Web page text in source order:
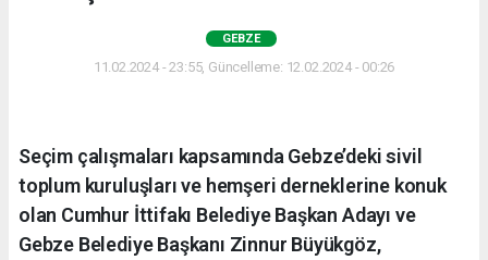
GEBZE
11.02.2024 - 23:55, Güncelleme: 12.02.2024 - 00:26
Seçim çalışmaları kapsamında Gebze’deki sivil
toplum kuruluşları ve hemşeri derneklerine konuk
olan Cumhur İttifakı Belediye Başkan Adayı ve
Gebze Belediye Başkanı Zinnur Büyükgöz,